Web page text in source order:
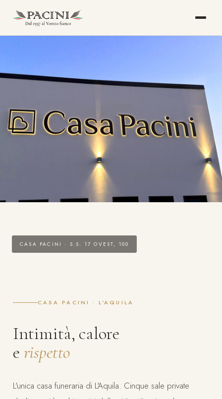
CASA PACINI · S.S. 17 OVEST, 100
CASA PACINI · L'AQUILA
Intimità, calore
e rispetto
L'unica casa funeraria di L'Aquila. Cinque sale private